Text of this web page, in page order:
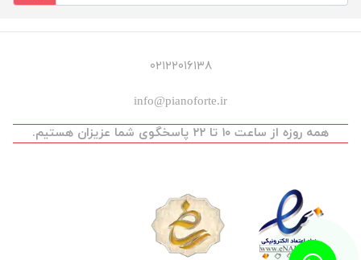
۰۲۱۲۲۰۱۶۱۳۸
info@pianoforte.ir
همه روزه از ساعت ۱۰ تا ۲۲ پاسخگوی شما عزیزان هستیم.